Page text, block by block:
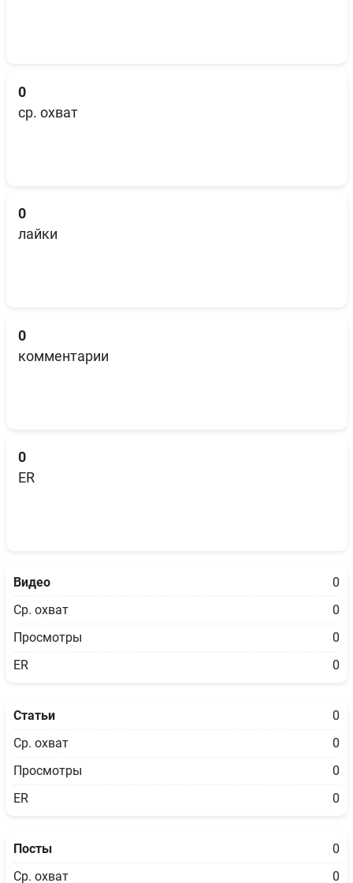
0
ср. охват
0
лайки
0
комментарии
0
ER
Видео
0
Ср. охват
0
Просмотры
0
ER
0
Статьи
0
Ср. охват
0
Просмотры
0
ER
0
Посты
0
Ср. охват
0